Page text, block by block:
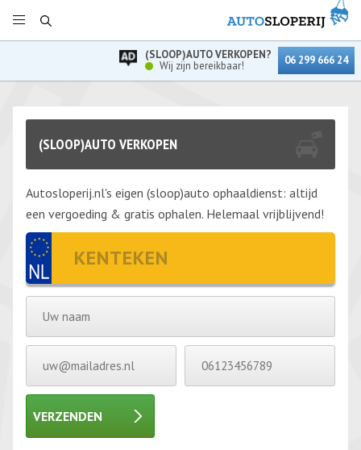
(SLOOP)AUTO VERKOPEN?
Wij zijn bereikbaar!
06 299 666 24
(SLOOP)AUTO VERKOPEN
Autosloperij.nl's eigen (sloop)auto ophaaldienst: altijd
een vergoeding & gratis ophalen. Helemaal vrijblijvend!
VERZENDEN